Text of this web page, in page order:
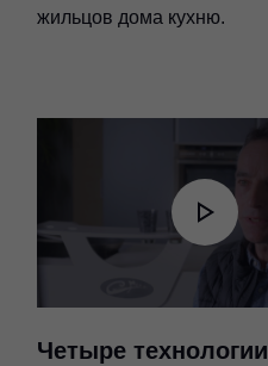
жильцов дома кухню.
Четыре технологии